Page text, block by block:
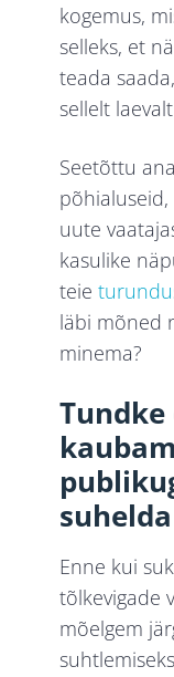
kogemus,
selleks, et
teada
sellelt
Seetõttu
uute
kasulike
teie
läbi mõned
minema?
suhelda
Enne kui
tõlkevigade
mõelgem